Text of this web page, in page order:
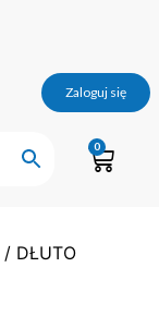
Zaloguj się
0
/ DŁUTO